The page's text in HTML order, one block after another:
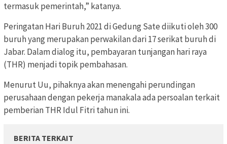
termasuk pemerintah,” katanya.
Peringatan Hari Buruh 2021 di Gedung Sate diikuti oleh 300
buruh yang merupakan perwakilan dari 17 serikat buruh di
Jabar. Dalam dialog itu, pembayaran tunjangan hari raya
(THR) menjadi topik pembahasan.
Menurut Uu, pihaknya akan menengahi perundingan
perusahaan dengan pekerja manakala ada persoalan terkait
pemberian THR Idul Fitri tahun ini.
BERITA TERKAIT